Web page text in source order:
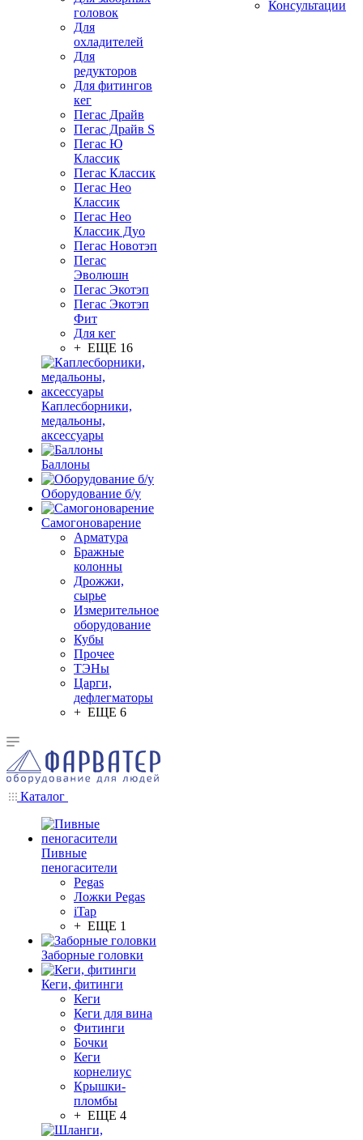
головок
Для
охладителей
Для
редукторов
Для фитингов
кег
Пегас Драйв
Пегас Драйв S
Пегас Ю
Классик
Пегас Классик
Пегас Нео
Классик
Пегас Нео
Классик Дуо
Пегас Новотэп
Пегас
Эволюшн
Пегас Экотэп
Пегас Экотэп
Фит
Для кег
+ ЕЩЕ 16
Каплесборники,
медальоны,
аксессуары
Баллоны
Оборудование б/у
Самогоноварение
Арматура
Бражные
колонны
Дрожжи,
сырье
Измерительное
оборудование
Кубы
Прочее
ТЭНы
Царги,
дефлегматоры
+ ЕЩЕ 6
Консультации
Каталог
Пивные
пеногасители
Pegas
Ложки Pegas
iTap
+ ЕЩЕ 1
Заборные головки
Кеги, фитинги
Кеги
Кеги для вина
Фитинги
Бочки
Кеги
корнелиус
Крышки-
пломбы
+ ЕЩЕ 4